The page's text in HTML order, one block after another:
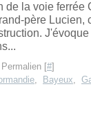
de la voie ferrée
père Lucien,
[#]
, Bayeux,